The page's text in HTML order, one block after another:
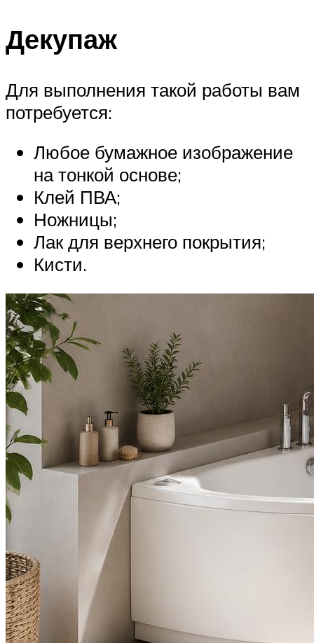
Декупаж
Для выполнения такой работы вам
потребуется:
Любое бумажное изображение
на тонкой основе;
Клей ПВА;
Ножницы;
Лак для верхнего покрытия;
Кисти.